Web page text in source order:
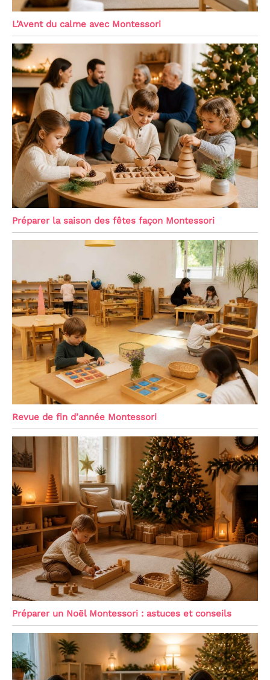
L’Avent du calme avec Montessori
Préparer la saison des fêtes façon Montessori
Revue de fin d’année Montessori
Préparer un Noël Montessori : astuces et conseils